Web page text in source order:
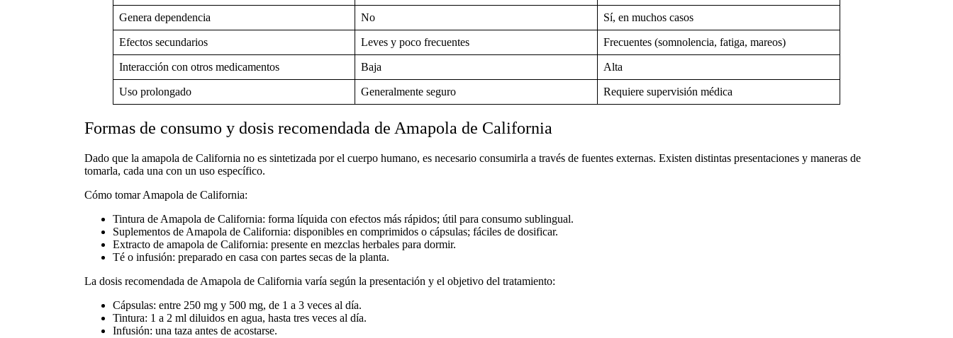
Genera dependencia No Sí, en muchos casos
Efectos secundarios Leves y poco frecuentes Frecuentes (somnolencia, fatiga, mareos)
Interacción con otros medicamentos Baja Alta
Uso prolongado Generalmente seguro Requiere supervisión médica
Formas de consumo y dosis recomendada de Amapola de California
Dado que la amapola de California no es sintetizada por el cuerpo humano, es necesario consumirla a través de fuentes externas. Existen distintas presentaciones y maneras de
tomarla, cada una con un uso específico.
Cómo tomar Amapola de California:
Tintura de Amapola de California: forma líquida con efectos más rápidos; útil para consumo sublingual.
Suplementos de Amapola de California: disponibles en comprimidos o cápsulas; fáciles de dosificar.
Extracto de amapola de California: presente en mezclas herbales para dormir.
Té o infusión: preparado en casa con partes secas de la planta.
La dosis recomendada de Amapola de California varía según la presentación y el objetivo del tratamiento:
Cápsulas: entre 250 mg y 500 mg, de 1 a 3 veces al día.
Tintura: 1 a 2 ml diluidos en agua, hasta tres veces al día.
Infusión: una taza antes de acostarse.